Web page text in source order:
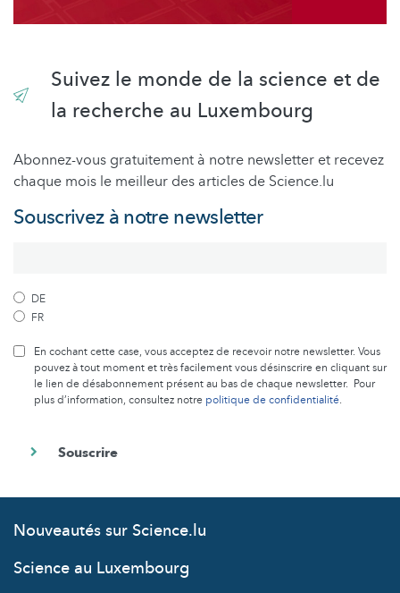
Suivez le monde de la science et de
la recherche au Luxembourg
Abonnez-vous gratuitement à notre newsletter et recevez
chaque mois le meilleur des articles de Science.lu
Souscrivez à notre newsletter
DE
FR
En cochant cette case, vous acceptez de recevoir notre newsletter. Vous
pouvez à tout moment et très facilement vous désinscrire en cliquant sur
le lien de désabonnement présent au bas de chaque newsletter. Pour
plus d’information, consultez notre politique de confidentialité.
Nouveautés sur Science.lu
Science au Luxembourg